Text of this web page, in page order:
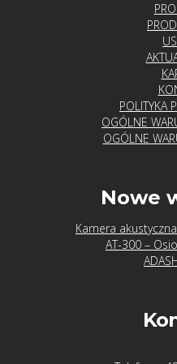
POLITYKA
OGÓLNE
OGÓLNE
Nowe
Kamera akustyczna
AT-300 –